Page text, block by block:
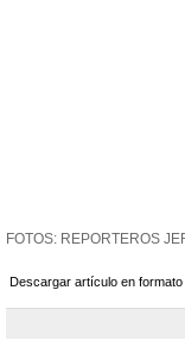
FOTOS: REPORTEROS
Descargar artículo en formato